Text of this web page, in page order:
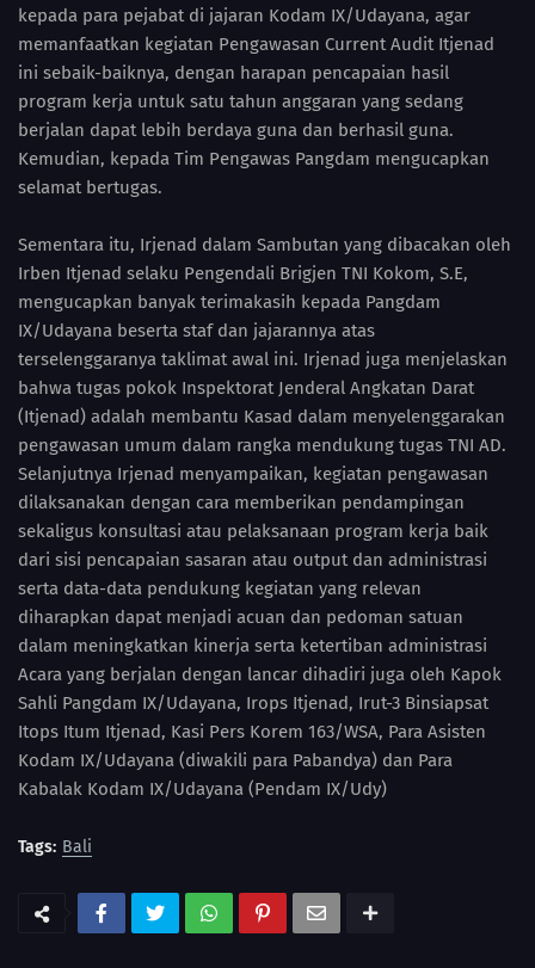
kepada para pejabat di jajaran Kodam IX/Udayana, agar
memanfaatkan kegiatan Pengawasan Current Audit Itjenad
ini sebaik-baiknya, dengan harapan pencapaian hasil
program kerja untuk satu tahun anggaran yang sedang
berjalan dapat lebih berdaya guna dan berhasil guna.
Kemudian, kepada Tim Pengawas Pangdam mengucapkan
selamat bertugas.
Sementara itu, Irjenad dalam Sambutan yang dibacakan oleh
Irben Itjenad selaku Pengendali Brigjen TNI Kokom, S.E,
mengucapkan banyak terimakasih kepada Pangdam
IX/Udayana beserta staf dan jajarannya atas
terselenggaranya taklimat awal ini. Irjenad juga menjelaskan
bahwa tugas pokok Inspektorat Jenderal Angkatan Darat
(Itjenad) adalah membantu Kasad dalam menyelenggarakan
pengawasan umum dalam rangka mendukung tugas TNI AD.
Selanjutnya Irjenad menyampaikan, kegiatan pengawasan
dilaksanakan dengan cara memberikan pendampingan
sekaligus konsultasi atau pelaksanaan program kerja baik
dari sisi pencapaian sasaran atau output dan administrasi
serta data-data pendukung kegiatan yang relevan
diharapkan dapat menjadi acuan dan pedoman satuan
dalam meningkatkan kinerja serta ketertiban administrasi
Acara yang berjalan dengan lancar dihadiri juga oleh Kapok
Sahli Pangdam IX/Udayana, Irops Itjenad, Irut-3 Binsiapsat
Itops Itum Itjenad, Kasi Pers Korem 163/WSA, Para Asisten
Kodam IX/Udayana (diwakili para Pabandya) dan Para
Kabalak Kodam IX/Udayana (Pendam IX/Udy)
Tags: Bali